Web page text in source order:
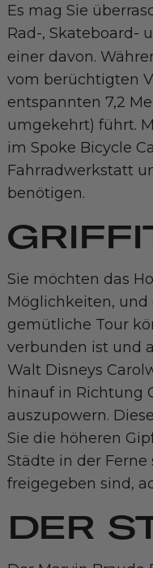
Es mag Sie
Rad-, Skateboard-
einer davon.
vom berüchtigten
entspannten 7,2
umgekehrt) führt.
im Spoke Bicycle
Fahrradwerkstatt
benötigen.
Sie möchten das
Möglichkeiten, und
gemütliche Tour
verbunden ist und
Walt Disneys
hinauf in Richtung
auszupowern.
Sie die höheren
Städte in der Ferne
freigegeben sind,
DER